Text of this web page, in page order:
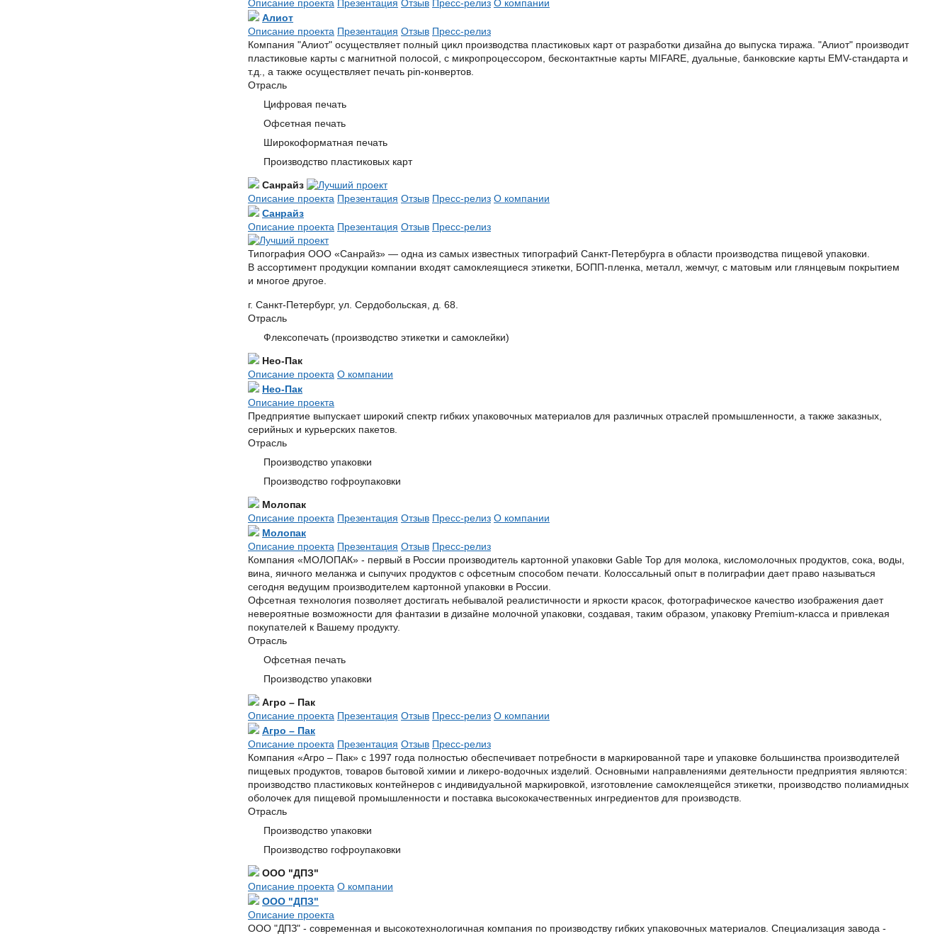
Описание проекта Презентация Отзыв Пресс-релиз О компании
Алиот
Описание проекта Презентация Отзыв Пресс-релиз
Компания "Алиот" осуществляет полный цикл производства пластиковых карт от разработки дизайна до выпуска тиража. "Алиот" производит
пластиковые карты с магнитной полосой, с микропроцессором, бесконтактные карты MIFARE, дуальные, банковские карты EMV-стандарта и
т.д., а также осуществляет печать pin-конвертов.
Отрасль
Цифровая печать
Офсетная печать
Широкоформатная печать
Производство пластиковых карт
Санрайз
Описание проекта Презентация Отзыв Пресс-релиз О компании
Санрайз
Описание проекта Презентация Отзыв Пресс-релиз
Типография ООО «Санрайз» — одна из самых известных типографий Санкт-Петербурга в области производства пищевой упаковки.
В ассортимент продукции компании входят самоклеящиеся этикетки, БОПП-пленка, металл, жемчуг, с матовым или глянцевым покрытием
и многое другое.
г. Санкт-Петербург, ул. Сердобольская, д. 68.
Отрасль
Флексопечать (производство этикетки и самоклейки)
Нео-Пак
Описание проекта О компании
Нео-Пак
Описание проекта
Предприятие выпускает широкий спектр гибких упаковочных материалов для различных отраслей промышленности, а также заказных,
серийных и курьерских пакетов.
Отрасль
Производство упаковки
Производство гофроупаковки
Молопак
Описание проекта Презентация Отзыв Пресс-релиз О компании
Молопак
Описание проекта Презентация Отзыв Пресс-релиз
Компания «МОЛОПАК» - первый в России производитель картонной упаковки Gable Top для молока, кисломолочных продуктов, сока, воды,
вина, яичного меланжа и сыпучих продуктов с офсетным способом печати. Колоссальный опыт в полиграфии дает право называться
сегодня ведущим производителем картонной упаковки в России.
Офсетная технология позволяет достигать небывалой реалистичности и яркости красок, фотографическое качество изображения дает
невероятные возможности для фантазии в дизайне молочной упаковки, создавая, таким образом, упаковку Premium-класса и привлекая
покупателей к Вашему продукту.
Отрасль
Офсетная печать
Производство упаковки
Агро – Пак
Описание проекта Презентация Отзыв Пресс-релиз О компании
Агро – Пак
Описание проекта Презентация Отзыв Пресс-релиз
Компания «Агро – Пак» с 1997 года полностью обеспечивает потребности в маркированной таре и упаковке большинства производителей
пищевых продуктов, товаров бытовой химии и ликеро-водочных изделий. Основными направлениями деятельности предприятия являются:
производство пластиковых контейнеров с индивидуальной маркировкой, изготовление самоклеящейся этикетки, производство полиамидных
оболочек для пищевой промышленности и поставка высококачественных ингредиентов для производств.
Отрасль
Производство упаковки
Производство гофроупаковки
ООО "ДПЗ"
Описание проекта О компании
ООО "ДПЗ"
Описание проекта
ООО "ДПЗ" - современная и высокотехнологичная компания по производству гибких упаковочных материалов. Специализация завода -